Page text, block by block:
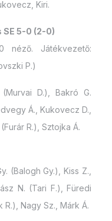
Kiri.
SE 5-0 (2-0)
néző. Játékvezető:
P.)
D.), Bakró G.
Á., Kukovecz D.,
R.), Sztojka Á.
(Balogh Gy.), Kiss Z.,
N. (Tari F.), Füredi
R.), Nagy Sz., Márk Á.